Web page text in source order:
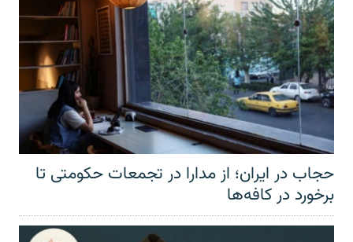
حجاب در ایران؛ از مدارا در تجمعات حکومتی تا
برخورد در کافه‌ها